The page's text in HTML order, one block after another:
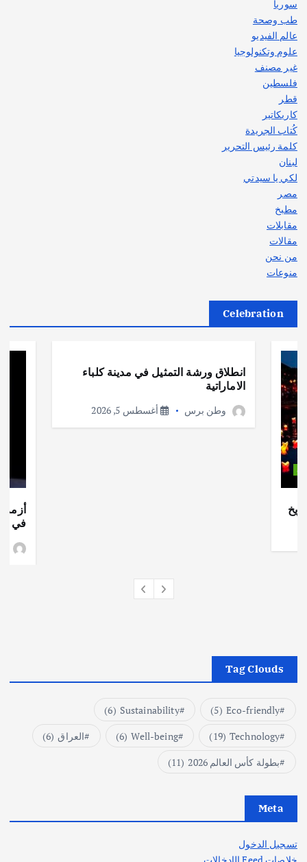
سوريا
طب وصحة
عالم الفيديو
علوم وتكنولوجيا
غير مصنف
فلسطين
قطر
كاريكاتير
كُتاب الجريدة
كلمة رئيس التحرير
لبنان
لكي يا سيدتي
مصر
مطبخ
مقابلات
مقالات
من نحن
منوعات
Celebration
انطلاق ورشة التمثيل في مدينة كلباء
الاماراتية
وطن برس أغسطس 5, 2026
أزمة
في
Tag Clouds
Eco-friendly
(5)
Sustainability
(6)
Technology
(19)
Well-being
(6) العراق (6)
بطولة كأس العالم 2026
(11)
Meta
تسجيل الدخول